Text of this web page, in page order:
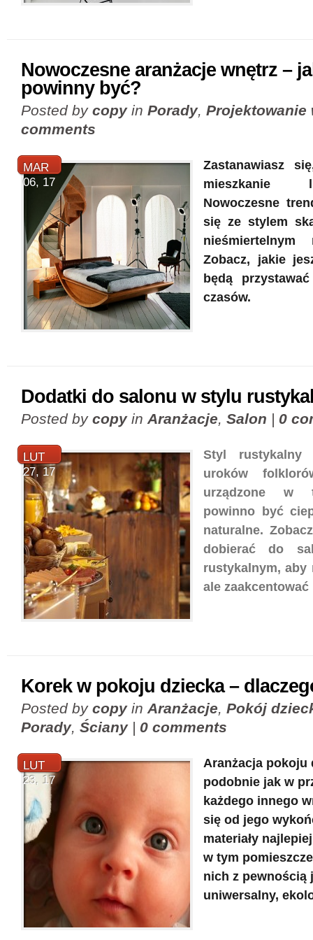
Nowoczesne aranżacje wnętrz –
powinny być?
Posted by copyin Porady, Projektowanie
comments
MAR
06, 17
Zastanawiasz
mieszkanie
Nowoczesne
się ze stylem
nieśmiertelnym
Zobacz, jakie
będą
czasów.
Dodatki do salonu w stylu
Posted by copyin Aranżacje, Salon | 0
LUT
27, 17
Styl rustykalny
uroków
urządzone w
powinno być
naturalne.
dobierać do
rustykalnym, aby
ale
Korek w pokoju dziecka –
Posted by copyin Aranżacje, Pokój
Porady, Ściany| 0 comments
LUT
23, 17
Aranżacja pokoju
podobnie jak w
każdego innego
się od jego
materiały
w tym
nich z pewnością
uniwersalny,